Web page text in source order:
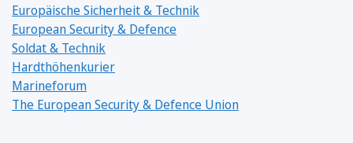
Europäische Sicherheit & Technik
European Security & Defence
Soldat & Technik
Hardthöhenkurier
Marineforum
The European Security & Defence Union